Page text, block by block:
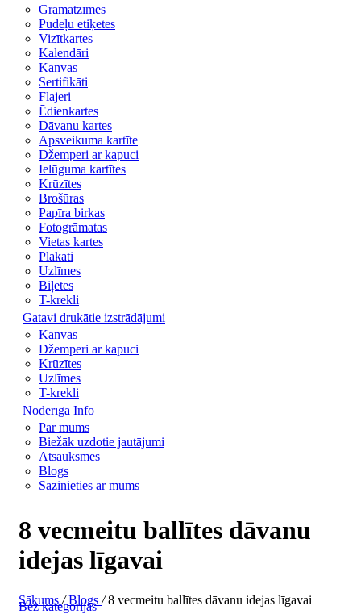
Grāmatzīmes
Pudeļu etiķetes
Vizītkartes
Kalendāri
Kanvas
Sertifikāti
Flajeri
Ēdienkartes
Dāvanu kartes
Apsveikuma kartīte
Džemperi ar kapuci
Ielūguma kartītes
Krūzītes
Brošūras
Papīra birkas
Fotogrāmatas
Vietas kartes
Plakāti
Uzlīmes
Biļetes
T-krekli
Gatavi drukātie izstrādājumi
Kanvas
Džemperi ar kapuci
Krūzītes
Uzlīmes
T-krekli
Noderīga Info
Par mums
Biežāk uzdotie jautājumi
Atsauksmes
Blogs
Sazinieties ar mums
8 vecmeitu ballītes dāvanu
idejas līgavai
Sākums /Blogs /8 vecmeitu ballītes dāvanu idejas līgavai
Bez kategorijas